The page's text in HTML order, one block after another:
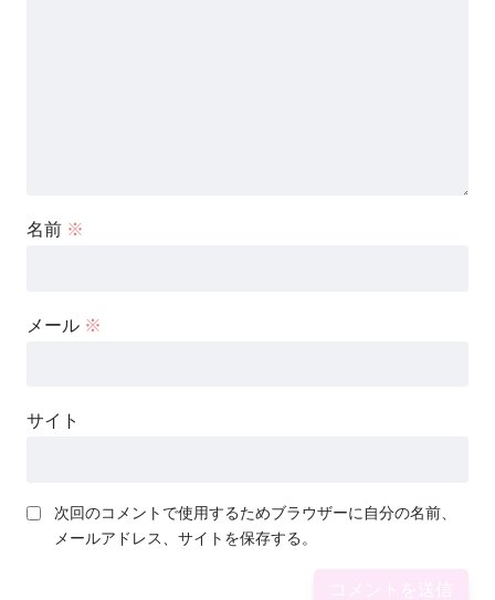
名前 ※
メール ※
サイト
次回のコメントで使用するためブラウザーに自分の名前、
メールアドレス、サイトを保存する。